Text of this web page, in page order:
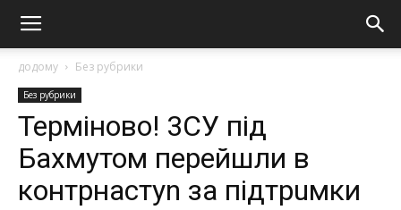
додому Без рубрики
Без рубрики
Терміново! 3СУ під
Бахмутом перейшли в
контрнастуn за підтрuмки